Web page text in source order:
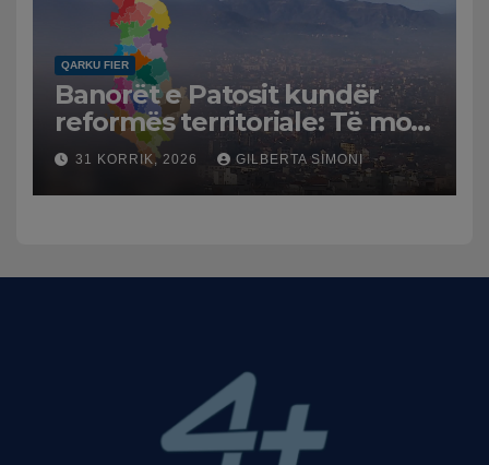
QARKU FIER
Banorët e Patosit kundër
reformës territoriale: Të mos
humbasim identitetin e
qytetit
31 KORRIK, 2026 GILBERTA SIMONI